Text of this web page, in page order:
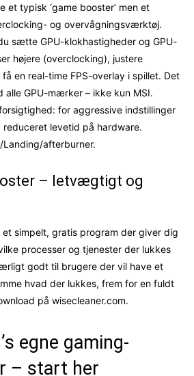
et typisk ‘game booster’ men et
og overvågningsværktøj.
sætte GPU-klokhastigheder og GPU-
højere (overclocking), justere
en real-time FPS-overlay i spillet. Det
alle GPU-mærker – ikke kun MSI.
for aggressive indstillinger
levetid på hardware.
Landing/afterburner.
– letvægtigt og
et simpelt, gratis program der giver dig
processer og tjenester der lukkes
godt til brugere der vil have et
hvad der lukkes, frem for en fuldt
på wisecleaner.com.
egne gaming-
– start her